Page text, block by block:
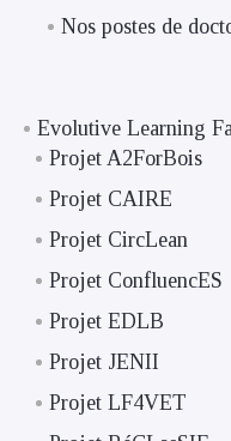
Nos postes de
Evolutive Learning
Projet A2ForBois
Projet CAIRE
Projet CircLean
Projet ConfluencES
Projet EDLB
Projet JENII
Projet LF4VET